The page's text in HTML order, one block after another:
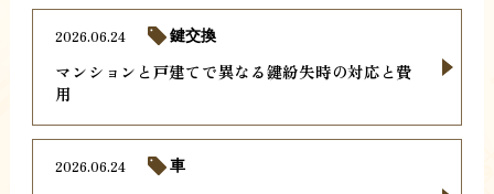
マンションと戸建てで異なる鍵紛失時の対応と費
用
2026.06.24 鍵交換
2026.06.24 車